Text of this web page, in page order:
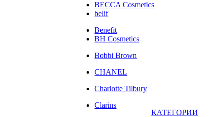
BECCA Cosmetics
belif
Benefit
BH Cosmetics
Bobbi Brown
CHANEL
Charlotte Tilbury
Clarins
КАТЕГОРИИ